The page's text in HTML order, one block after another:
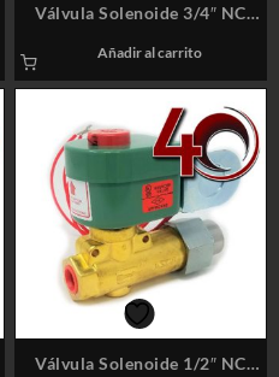
Válvula Solenoide 3/4″ NC
ASCO / 8220G409
Añadir al carrito
Válvula Solenoide 1/2″ NC